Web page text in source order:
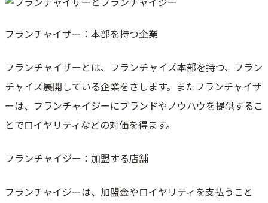
フランチャイザー：本部を持つ企業
フランチャイザーとは、フランチャイズ本部を持つ、フラン
チャイズ展開している企業をさします。またフランチャイザ
ーは、フランチャイジーにブランドやノウハウを提供するこ
とでロイヤリティなどの対価を得ます。
フランチャイジー：加盟する店舗
フランチャイジーは、加盟金やロイヤリティを支払うこと